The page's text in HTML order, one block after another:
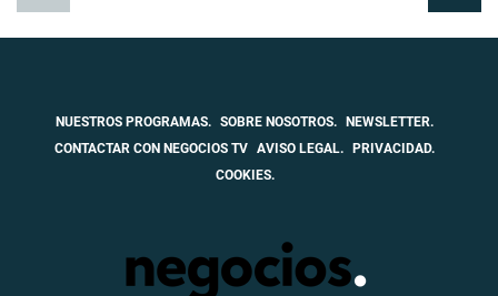
NUESTROS PROGRAMAS. SOBRE NOSOTROS.
NEWSLETTER.
CONTACTAR CON NEGOCIOS TV AVISO LEGAL.
PRIVACIDAD.
COOKIES.